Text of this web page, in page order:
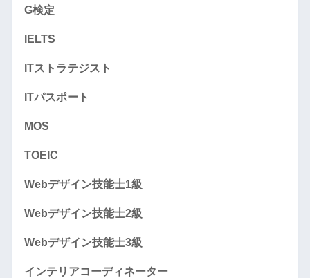
G検定
IELTS
ITストラテジスト
ITパスポート
MOS
TOEIC
Webデザイン技能士1級
Webデザイン技能士2級
Webデザイン技能士3級
インテリアコーディネーター